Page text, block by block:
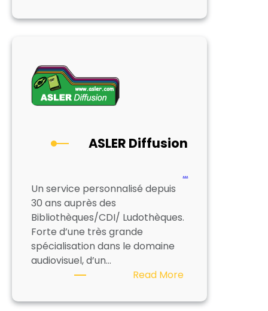
Diffusion
ASLER Diffusion
…
Un service personnalisé depuis
30 ans auprès des
Bibliothèques/CDI/ Ludothèques.
Forte d’une très grande
spécialisation dans le domaine
audiovisuel, d’un…
Read More:
Diffusion